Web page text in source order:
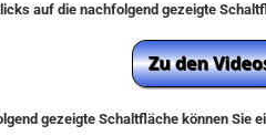
auf die nachfolgend gezeigte
gezeigte Schaltfläche können Sie